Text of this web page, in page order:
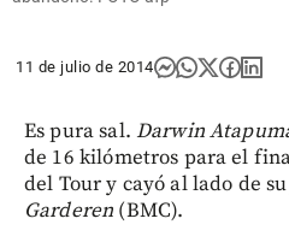
11 de julio de 2014
Es pura sal. Darwin
de 16 kilómetros para el
del Tour y cayó al lado de
Garderen (BMC).